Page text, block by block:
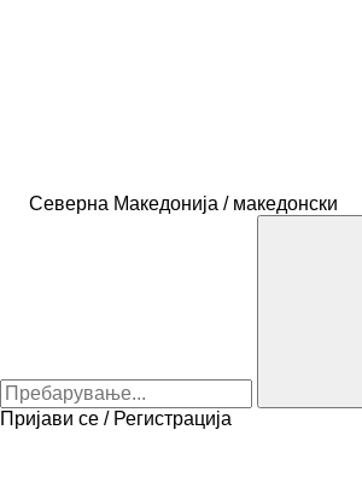
Северна Македонија / македонски
Пријави се / Регистрација